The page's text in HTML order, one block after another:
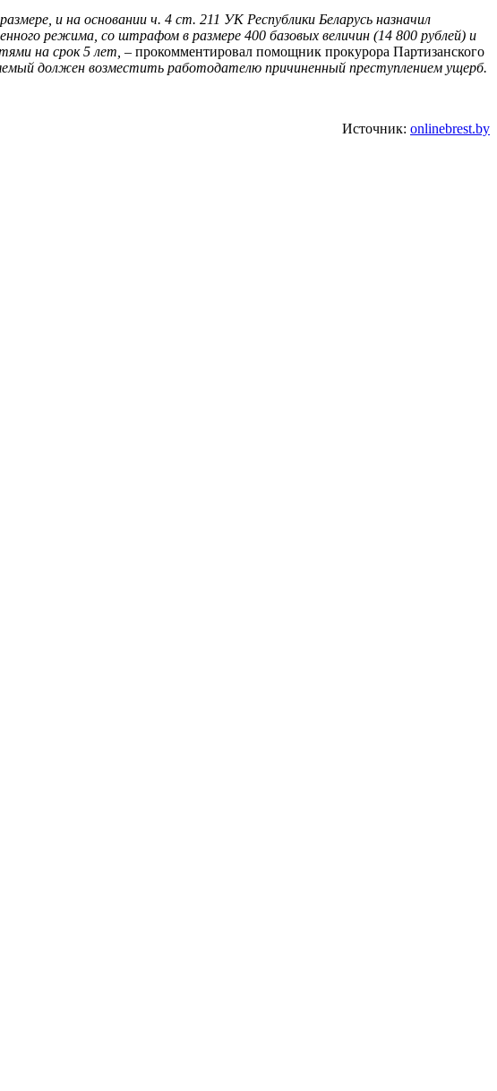
и на основании ч. 4 ст. 211 УК Республики Беларусь назначил
режима, со штрафом в размере 400 базовых величин (14 800 рублей) и
на срок 5 лет, – прокомментировал помощник прокурора Партизанского
должен возместить работодателю причиненный преступлением ущерб.
Источник: onlinebrest.by